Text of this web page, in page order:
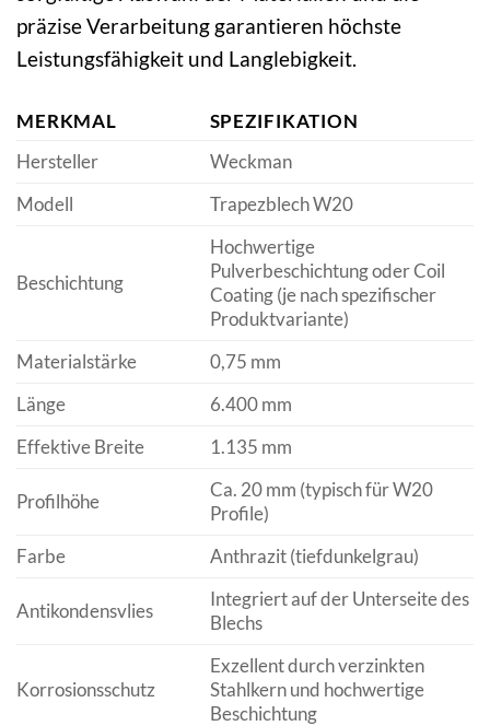
präzise Verarbeitung garantieren höchste
Leistungsfähigkeit und Langlebigkeit.
MERKMAL
SPEZIFIKATION
Hersteller
Weckman
Modell
Trapezblech W20
Beschichtung
Hochwertige
Pulverbeschichtung oder Coil
Coating (je nach spezifischer
Produktvariante)
Materialstärke
0,75 mm
Länge
6.400 mm
Effektive Breite
1.135 mm
Profilhöhe
Ca. 20 mm (typisch für W20
Profile)
Farbe
Anthrazit (tiefdunkelgrau)
Antikondensvlies
Integriert auf der Unterseite des
Blechs
Korrosionsschutz
Exzellent durch verzinkten
Stahlkern und hochwertige
Beschichtung